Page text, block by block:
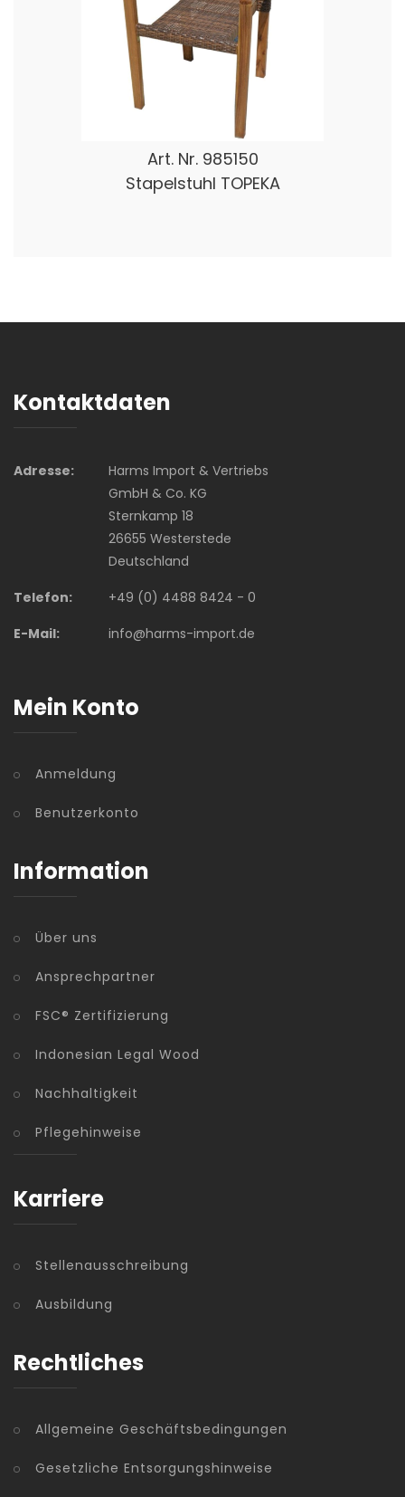
Art. Nr. 985150
Stapelstuhl TOPEKA
Kontaktdaten
Adresse:
Harms Import & Vertriebs
GmbH & Co. KG
Sternkamp 18
26655 Westerstede
Deutschland
Telefon:
+49 (0) 4488 8424 - 0
E-Mail:
info@harms-import.de
Mein Konto
Anmeldung
Benutzerkonto
Information
Über uns
Ansprechpartner
FSC® Zertifizierung
Indonesian Legal Wood
Nachhaltigkeit
Pflegehinweise
Karriere
Stellenausschreibung
Ausbildung
Rechtliches
Allgemeine Geschäftsbedingungen
Gesetzliche Entsorgungshinweise